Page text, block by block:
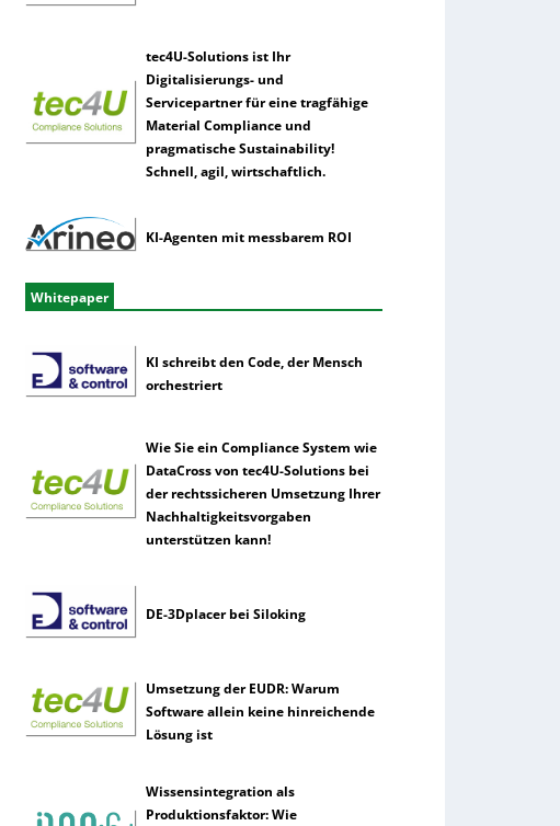
tec4U-Solutions ist Ihr
Digitalisierungs- und
Servicepartner für eine tragfähige
Material Compliance und
pragmatische Sustainability!
Schnell, agil, wirtschaftlich.
KI-Agenten mit messbarem ROI
Whitepaper
KI schreibt den Code, der Mensch
orchestriert
Wie Sie ein Compliance System wie
DataCross von tec4U-Solutions bei
der rechtssicheren Umsetzung Ihrer
Nachhaltigkeitsvorgaben
unterstützen kann!
DE-3Dplacer bei Siloking
Umsetzung der EUDR: Warum
Software allein keine hinreichende
Lösung ist
Wissensintegration als
Produktionsfaktor: Wie